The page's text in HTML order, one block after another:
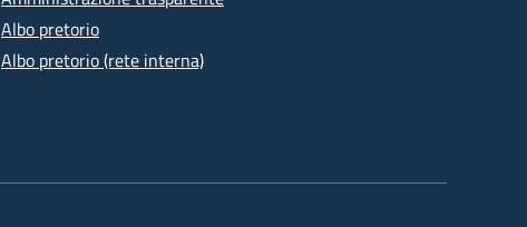
Albo pretorio
Albo pretorio (rete interna)